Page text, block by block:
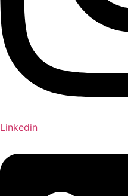
Linkedin